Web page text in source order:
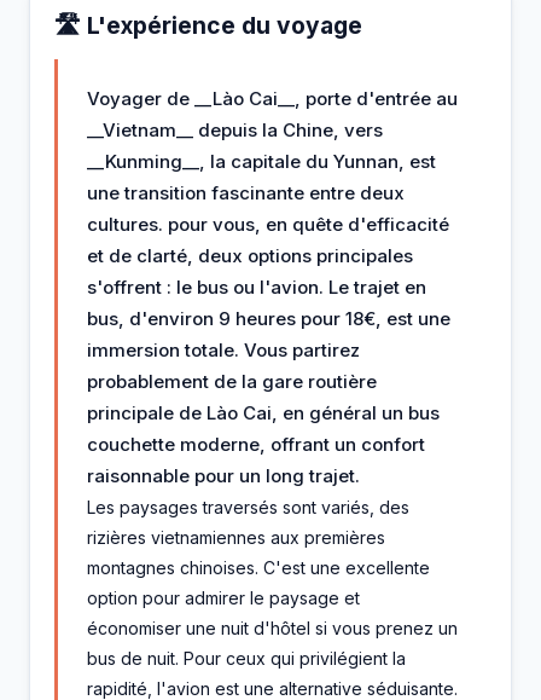
🛣️ L'expérience du voyage
Voyager de __Lào Cai__, porte d'entrée au
__Vietnam__ depuis la Chine, vers
__Kunming__, la capitale du Yunnan, est
une transition fascinante entre deux
cultures. pour vous, en quête d'efficacité
et de clarté, deux options principales
s'offrent : le bus ou l'avion. Le trajet en
bus, d'environ 9 heures pour 18€, est une
immersion totale. Vous partirez
probablement de la gare routière
principale de Lào Cai, en général un bus
couchette moderne, offrant un confort
raisonnable pour un long trajet.
Les paysages traversés sont variés, des
rizières vietnamiennes aux premières
montagnes chinoises. C'est une excellente
option pour admirer le paysage et
économiser une nuit d'hôtel si vous prenez un
bus de nuit. Pour ceux qui privilégient la
rapidité, l'avion est une alternative séduisante.